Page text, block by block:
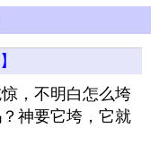
，不明白怎么垮
神要它垮，它就